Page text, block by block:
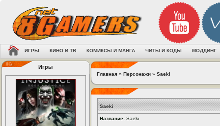
ИГРЫ КИНО И ТВ КОМИКСЫ И МАНГА ЧИТЫ И КОДЫ МОДДИНГ
Игры
Главная » Персонажи » Saeki
Saeki
Название: Saeki